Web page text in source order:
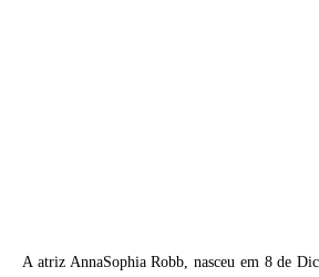
A atriz AnnaSophia Robb, nasceu em 8 de